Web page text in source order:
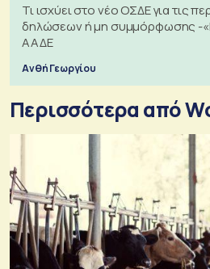
Τι ισχύει στο νέο ΟΣΔΕ για τις
δηλώσεων ή μη συμμόρφωσης -
ΑΑΔΕ
Ανθή Γεωργίου
Περισσότερα από